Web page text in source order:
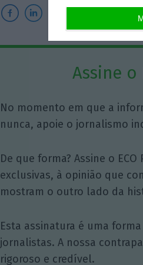
Assine o
No momento em que a
nunca, apoie o jornalismo
De que forma? Assine o
exclusivas, à opinião que
mostram o outro lado da
Esta assinatura é uma
jornalistas. A nossa
rigoroso e credível.